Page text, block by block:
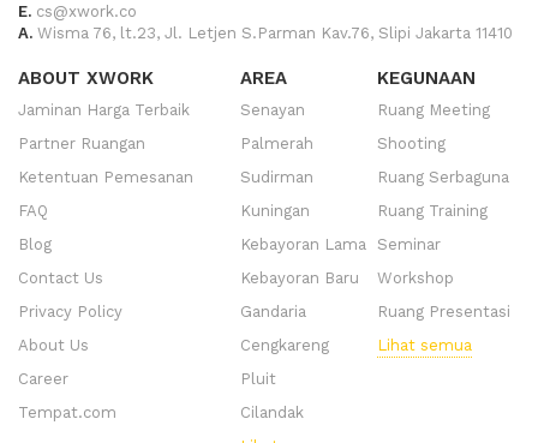
E. cs@xwork.co
A. Wisma 76, lt.23, Jl. Letjen S.Parman Kav.76, Slipi Jakarta 11410
ABOUT XWORK
Jaminan Harga Terbaik
Partner Ruangan
Ketentuan Pemesanan
FAQ
Blog
Contact Us
Privacy Policy
About Us
Career
Tempat.com
AREA
Senayan
Palmerah
Sudirman
Kuningan
Kebayoran Lama
Kebayoran Baru
Gandaria
Cengkareng
Pluit
Cilandak
KEGUNAAN
Ruang Meeting
Shooting
Ruang Serbaguna
Ruang Training
Seminar
Workshop
Ruang Presentasi
Lihat semua